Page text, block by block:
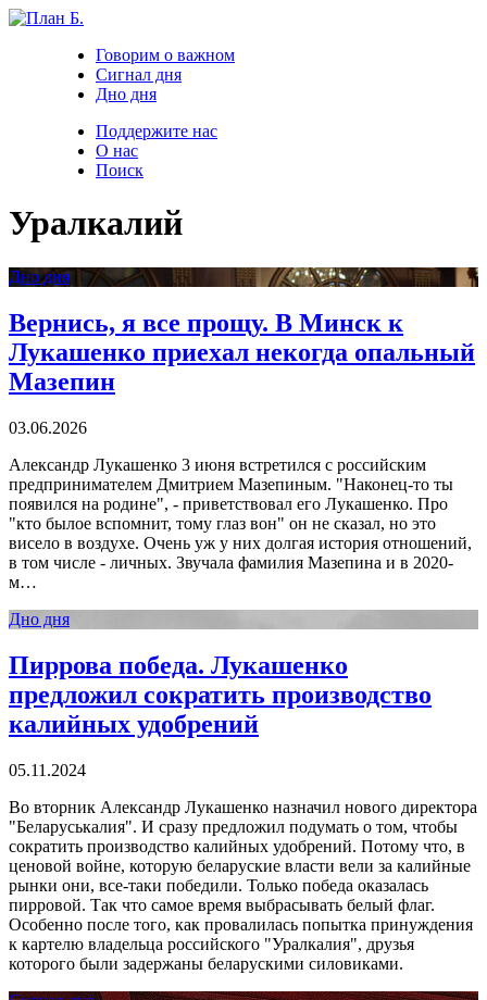
Говорим о важном
Сигнал дня
Дно дня
Поддержите нас
О нас
Поиск
Уралкалий
Дно дня
Вернись, я все прощу. В Минск к
Лукашенко приехал некогда опальный
Мазепин
03.06.2026
Александр Лукашенко 3 июня встретился с российским
предпринимателем Дмитрием Мазепиным. "Наконец-то ты
появился на родине", - приветствовал его Лукашенко. Про
"кто былое вспомнит, тому глаз вон" он не сказал, но это
висело в воздухе. Очень уж у них долгая история отношений,
в том числе - личных. Звучала фамилия Мазепина и в 2020-
м…
Дно дня
Пиррова победа. Лукашенко
предложил сократить производство
калийных удобрений
05.11.2024
Во вторник Александр Лукашенко назначил нового директора
"Беларуськалия". И сразу предложил подумать о том, чтобы
сократить производство калийных удобрений. Потому что, в
ценовой войне, которую беларуские власти вели за калийные
рынки они, все-таки победили. Только победа оказалась
пирровой. Так что самое время выбрасывать белый флаг.
Особенно после того, как провалилась попытка принуждения
к картелю владельца российского "Уралкалия", друзья
которого были задержаны беларускими силовиками.